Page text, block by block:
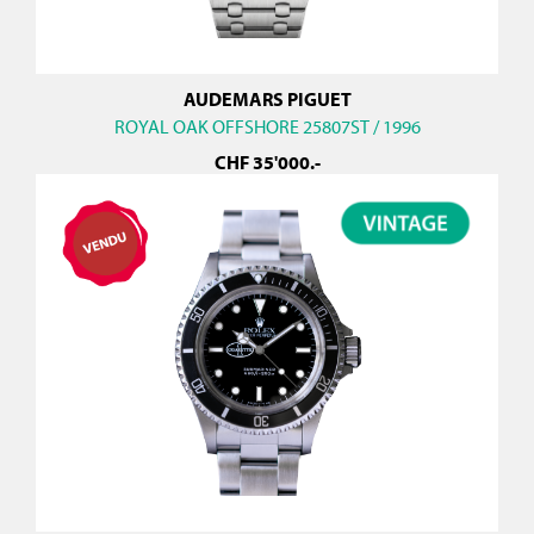
AUDEMARS PIGUET
ROYAL OAK OFFSHORE 25807ST / 1996
CHF35'000.-